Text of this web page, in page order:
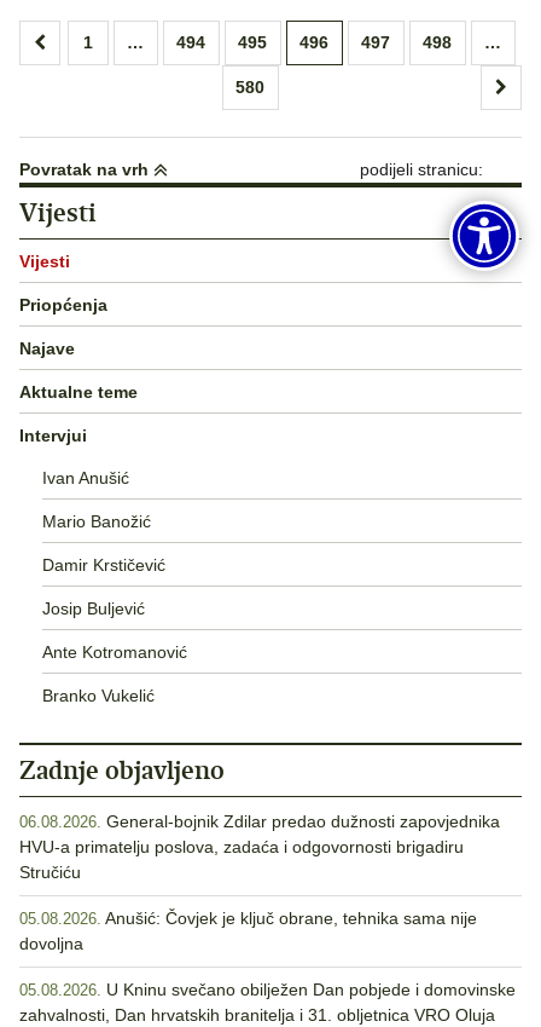
Brojevi
1 … 494 495 496 497 498 …
580
Povratak na vrh podijeli stranicu:
Vijesti
Vijesti
Priopćenja
Najave
Aktualne teme
Intervjui
Ivan Anušić
Mario Banožić
Damir Krstičević
Josip Buljević
Ante Kotromanović
Branko Vukelić
Zadnje objavljeno
06.08.2026. General-bojnik Zdilar predao dužnosti zapovjednika
HVU-a primatelju poslova, zadaća i odgovornosti brigadiru
Stručiću
05.08.2026. Anušić: Čovjek je ključ obrane, tehnika sama nije
dovoljna
05.08.2026. U Kninu svečano obilježen Dan pobjede i domovinske
zahvalnosti, Dan hrvatskih branitelja i 31. obljetnica VRO Oluja